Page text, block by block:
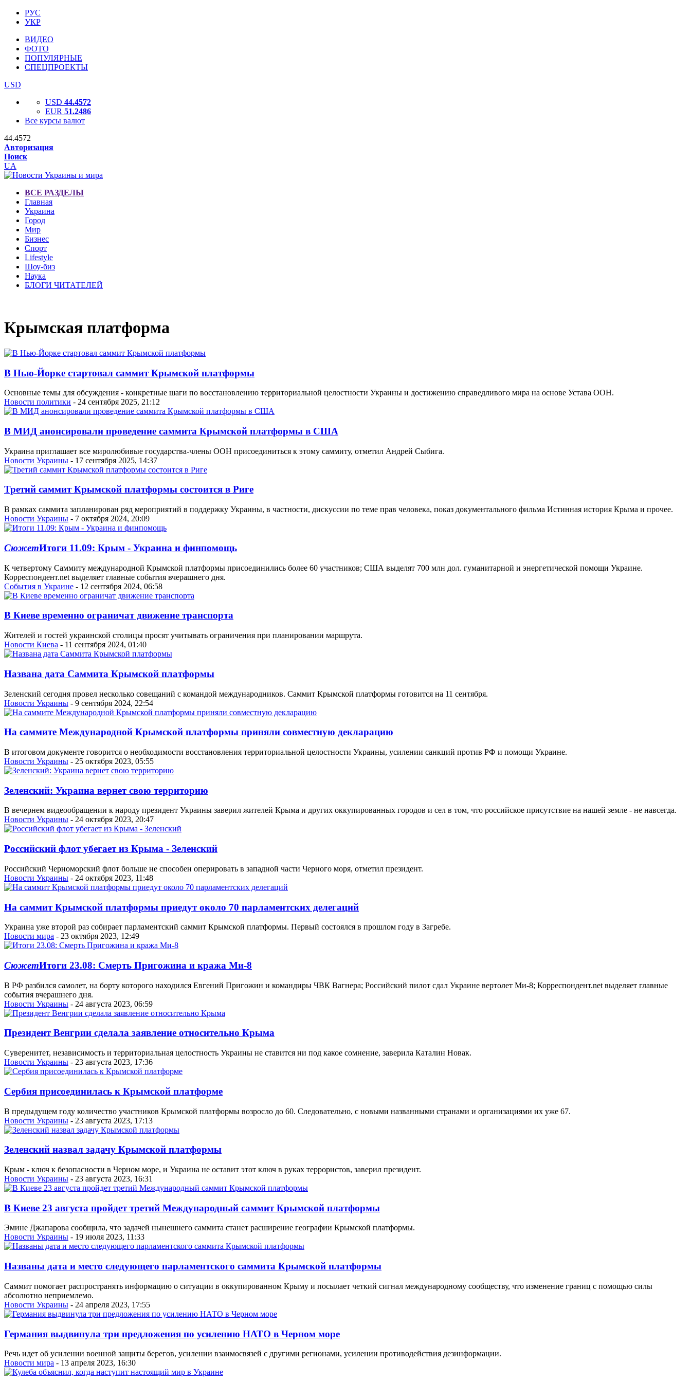
РУС
УКР
ВИДЕО
ФОТО
ПОПУЛЯРНЫЕ
СПЕЦПРОЕКТЫ
USD
USD 44.4572
EUR 51.2486
Все курсы валют
44.4572
Авторизация
Поиск
UA
ВСЕ РАЗДЕЛЫ
Главная
Украина
Город
Мир
Бизнес
Спорт
Lifestyle
Шоу-биз
Наука
БЛОГИ ЧИТАТЕЛЕЙ
Крымская платформа
В Нью-Йорке стартовал саммит Крымской платформы
Основные темы для обсуждения - конкретные шаги по восстановлению территориальной целостности Украины и достижению справедливого мира на основе Устава ООН.
Новости политики - 24 сентября 2025, 21:12
В МИД анонсировали проведение саммита Крымской платформы в США
Украина приглашает все миролюбивые государства-члены ООН присоединиться к этому саммиту, отметил Андрей Сыбига.
Новости Украины - 17 сентября 2025, 14:37
Третий саммит Крымской платформы состоится в Риге
В рамках саммита запланирован ряд мероприятий в поддержку Украины, в частности, дискуссии по теме прав человека, показ документального фильма Истинная история Крыма и прочее.
Новости Украины - 7 октября 2024, 20:09
СюжетИтоги 11.09: Крым - Украина и финпомощь
К четвертому Саммиту международной Крымской платформы присоединились более 60 участников; США выделят 700 млн дол. гуманитарной и энергетической помощи Украине.
Корреспондент.net выделяет главные события вчерашнего дня.
События в Украине - 12 сентября 2024, 06:58
В Киеве временно ограничат движение транспорта
Жителей и гостей украинской столицы просят учитывать ограничения при планировании маршрута.
Новости Киева - 11 сентября 2024, 01:40
Названа дата Саммита Крымской платформы
Зеленский сегодня провел несколько совещаний с командой международников. Саммит Крымской платформы готовится на 11 сентября.
Новости Украины - 9 сентября 2024, 22:54
На саммите Международной Крымской платформы приняли совместную декларацию
В итоговом документе говорится о необходимости восстановления территориальной целостности Украины, усилении санкций против РФ и помощи Украине.
Новости Украины - 25 октября 2023, 05:55
Зеленский: Украина вернет свою территорию
В вечернем видеообращении к народу президент Украины заверил жителей Крыма и других оккупированных городов и сел в том, что российское присутствие на нашей земле - не навсегда.
Новости Украины - 24 октября 2023, 20:47
Российский флот убегает из Крыма - Зеленский
Российский Черноморский флот больше не способен оперировать в западной части Черного моря, отметил президент.
Новости Украины - 24 октября 2023, 11:48
На саммит Крымской платформы приедут около 70 парламентских делегаций
Украина уже второй раз собирает парламентский саммит Крымской платформы. Первый состоялся в прошлом году в Загребе.
Новости мира - 23 октября 2023, 12:49
СюжетИтоги 23.08: Смерть Пригожина и кража Ми-8
В РФ разбился самолет, на борту которого находился Евгений Пригожин и командиры ЧВК Вагнера; Российский пилот сдал Украине вертолет Ми-8; Корреспондент.net выделяет главные
события вчерашнего дня.
Новости Украины - 24 августа 2023, 06:59
Президент Венгрии сделала заявление относительно Крыма
Суверенитет, независимость и территориальная целостность Украины не ставится ни под какое сомнение, заверила Каталин Новак.
Новости Украины - 23 августа 2023, 17:36
Сербия присоединилась к Крымской платформе
В предыдущем году количество участников Крымской платформы возросло до 60. Следовательно, с новыми названными странами и организациями их уже 67.
Новости Украины - 23 августа 2023, 17:13
Зеленский назвал задачу Крымской платформы
Крым - ключ к безопасности в Черном море, и Украина не оставит этот ключ в руках террористов, заверил президент.
Новости Украины - 23 августа 2023, 16:31
В Киеве 23 августа пройдет третий Международный саммит Крымской платформы
Эмине Джапарова сообщила, что задачей нынешнего саммита станет расширение географии Крымской платформы.
Новости Украины - 19 июля 2023, 11:33
Названы дата и место следующего парламентского саммита Крымской платформы
Саммит помогает распространять информацию о ситуации в оккупированном Крыму и посылает четкий сигнал международному сообществу, что изменение границ с помощью силы
абсолютно неприемлемо.
Новости Украины - 24 апреля 2023, 17:55
Германия выдвинула три предложения по усилению НАТО в Черном море
Речь идет об усилении военной защиты берегов, усилении взаимосвязей с другими регионами, усилении противодействия дезинформации.
Новости мира - 13 апреля 2023, 16:30